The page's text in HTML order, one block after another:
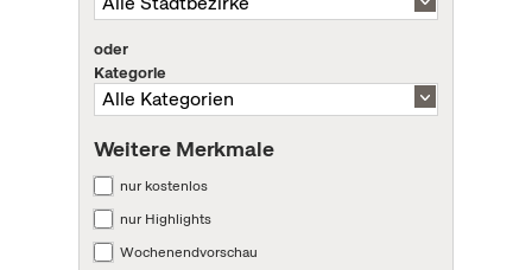
oder
Kategorie
Weitere Merkmale
nur kostenlos
nur Highlights
Wochenendvorschau